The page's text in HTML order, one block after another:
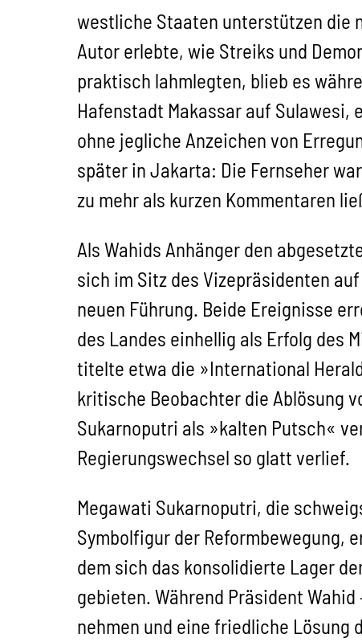
westliche Staaten unterstützen die
Autor erlebte, wie Streiks und
praktisch lahmlegten, blieb es
Hafenstadt Makassar auf Sulawesi,
ohne jegliche Anzeichen von
später in Jakarta: Die Fernseher
zu mehr als kurzen Kommentaren
Als Wahids Anhänger den
sich im Sitz des Vizepräsidenten
neuen Führung. Beide Ereignisse
des Landes einhellig als Erfolg des
titelte etwa die »International
kritische Beobachter die Ablösung
Sukarnoputri als »kalten Putsch«
Regierungswechsel so glatt verlief.
Megawati Sukarnoputri, die
Symbolfigur der Reformbewegung,
dem sich das konsolidierte Lager
gebieten. Während Präsident
nehmen und eine friedliche Lösung